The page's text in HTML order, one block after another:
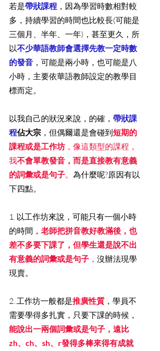
若是帶狀課程 ，因為學習時數相對較
多，持續學習的時間也比較長(可能是
三個月、半年、一年)，甚至更久，所
以不少華語教師會選擇先教一定時數
的發音 ，可能是兩小時，也可能是八
小時，主要依華語教師設定的教學目
標而定。
​以我自己的狀況來說，的確， 帶狀課
程佔大宗 ，但偶爾還是會碰到短期的
課程或是工作坊 ，像這類型的課程，
我不會單教發音，而是直接教有意義
的詞彙或是句子。 為什麼呢?原因有以
下四點。
1. 以工作坊來說，可能只有一個小時
的時間， 老師把拼音教好教滿後，也
差不多要下課了，但學生還是說不出
有意義的詞彙或是句子 ， 沒辦法現學
現賣。
2. 工作坊一般都是推廣性質 ，學員不
需要學得多扎實，只要下課的時候，
能說出一兩個詞彙或是句子，遠比
zh、ch、sh、r發得多棒來得有成就